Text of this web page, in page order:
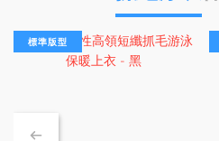
標準版型